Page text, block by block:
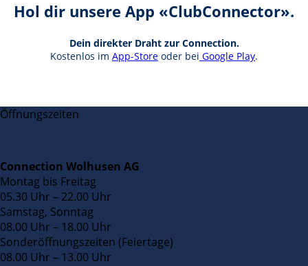
Hol dir unsere App «ClubConnector».
Dein direkter Draht zur Connection.
Kostenlos im App-Store oder bei Google Play.
Öffnungszeiten
Connection Wolhusen AG
Montag bis Freitag
05.30 Uhr – 22.00 Uhr
Samstag, Sonntag
08.00 Uhr – 18.00 Uhr
Sonderöffnungszeiten (Feiertage)
08.00 Uhr – 13.00 Uhr